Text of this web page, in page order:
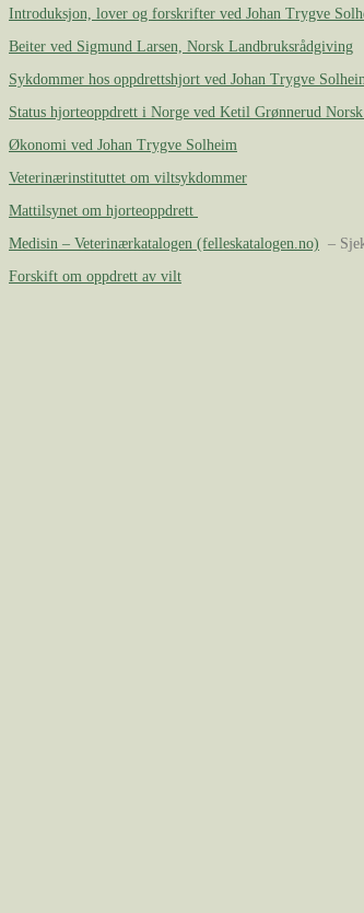
Introduksjon, lover og forskrifter ved Johan Trygve
Beiter ved Sigmund Larsen, Norsk Landbruksrådgiving
Sykdommer hos oppdrettshjort ved Johan Trygve
Status hjorteoppdrett i Norge ved Ketil Grønnerud
Økonomi ved Johan Trygve Solheim
Veterinærinstituttet om viltsykdommer
Mattilsynet om hjorteoppdrett
Medisin – Veterinærkatalogen (felleskatalogen.no) –
Forskift om oppdrett av vilt